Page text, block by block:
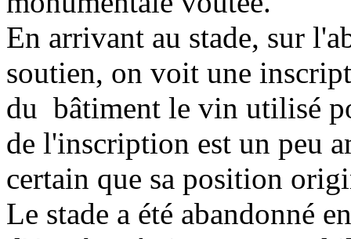
En arrivant au stade, sur
soutien, on voit une
du bâtiment le vin utilisé
de l'inscription est un peu
certain que sa position
Le stade a été abandonné